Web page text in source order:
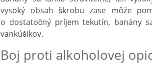
vysoký obsah škrobu zase môže
o dostatočný príjem tekutín, banány
vankúšikov.
Boj proti alkoholovej